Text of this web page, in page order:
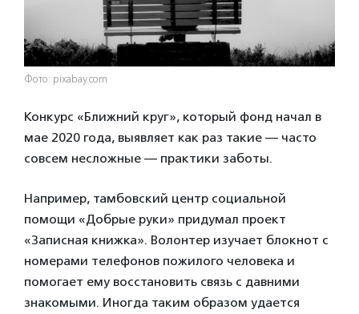
Фото: pixabay.com
Конкурс «Ближний круг», который фонд начал в
мае 2020 года, выявляет как раз такие — часто
совсем несложные — практики заботы.
Например, тамбовский центр социальной
помощи «Добрые руки» придумал проект
«Записная книжка». Волонтер изучает блокнот с
номерами телефонов пожилого человека и
помогает ему восстановить связь с давними
знакомыми. Иногда таким образом удается